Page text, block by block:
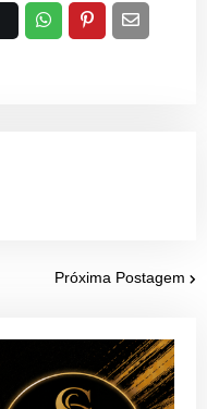
Próxima Postagem